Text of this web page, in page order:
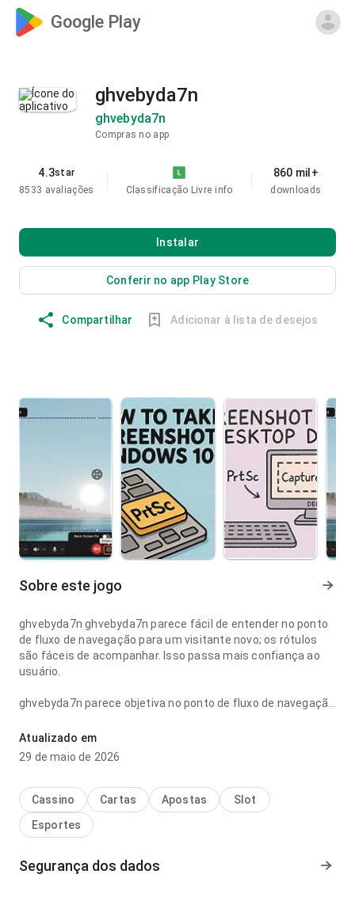
Google Play
ghvebyda7n
ghvebyda7n
Compras no app
4.3star
8533 avaliações
Classificação Livre info
860 mil+
downloads
Instalar
Conferir no app Play Store
Compartilhar Adicionar à lista de desejos
Sobre este jogo
ghvebyda7n ghvebyda7n parece fácil de entender no ponto
de fluxo de navegação para um visitante novo; os rótulos
são fáceis de acompanhar. Isso passa mais confiança ao
usuário.
ghvebyda7n parece objetiva no ponto de fluxo de navegação
informações do app. A página deixa uma impressão limpa e
segura.
Atualizado em
29 de maio de 2026
Cassino Cartas Apostas
Slot
Esportes
Segurança dos dados